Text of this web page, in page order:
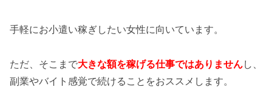
手軽にお小遣い稼ぎしたい女性に向いています。
ただ、そこまで大きな額を稼げる仕事ではありませんし、
副業やバイト感覚で続けることをおススメします。